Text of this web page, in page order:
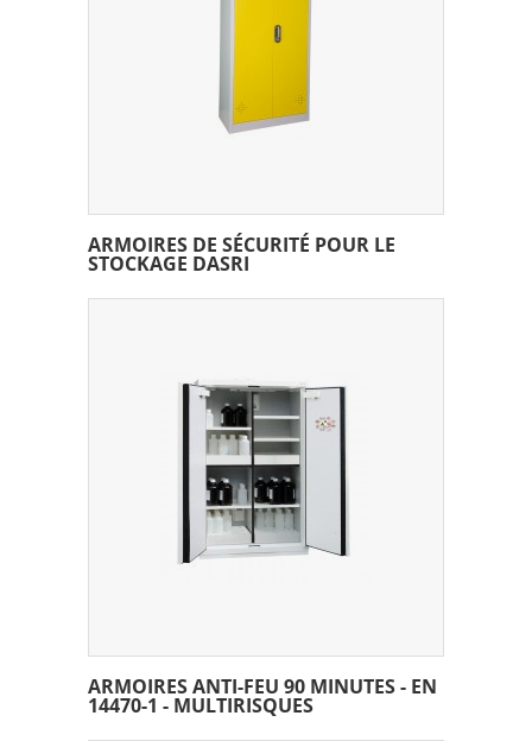
ARMOIRES DE SÉCURITÉ POUR LE
STOCKAGE DASRI
ARMOIRES ANTI-FEU 90 MINUTES - EN
14470-1 - MULTIRISQUES